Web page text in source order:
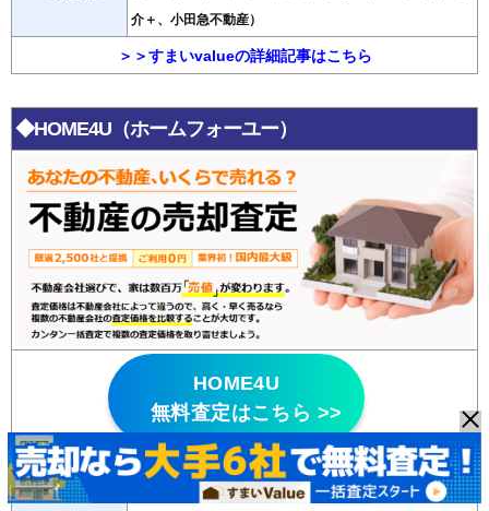
介＋、小田急不動産）
＞＞すまいvalueの詳細記事はこちら
◆HOME4U（ホームフォーユー）
HOME4U
無料査定はこちら >>
・悪質な不動産会社はパトロールにより排除して